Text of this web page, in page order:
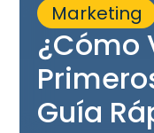
Marketing
¿Cómo
Guía